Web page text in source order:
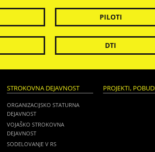
PILOTI
DTI
STROKOVNA DEJAVNOST
ORGANIZACIJSKO STATURNA
DEJAVNOST
VOJAŠKO STROKOVNA
DEJAVNOST
SODELOVANJE V RS
PROJEKTI,